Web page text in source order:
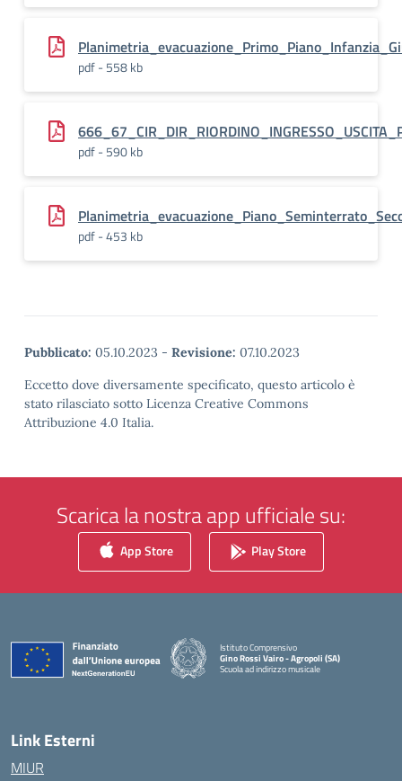
pdf - 558 kb
pdf - 590 kb
pdf - 453 kb
Pubblicato: 05.10.2023 - Revisione: 07.10.2023
Eccetto dove diversamente specificato, questo articolo è
stato rilasciato sotto Licenza Creative Commons
Attribuzione 4.0 Italia.
Scarica la nostra app ufficiale su:
App Store Play Store
Istituto Comprensivo
Gino Rossi Vairo - Agropoli (SA)
Scuola ad indirizzo musicale
Link Esterni
MIUR